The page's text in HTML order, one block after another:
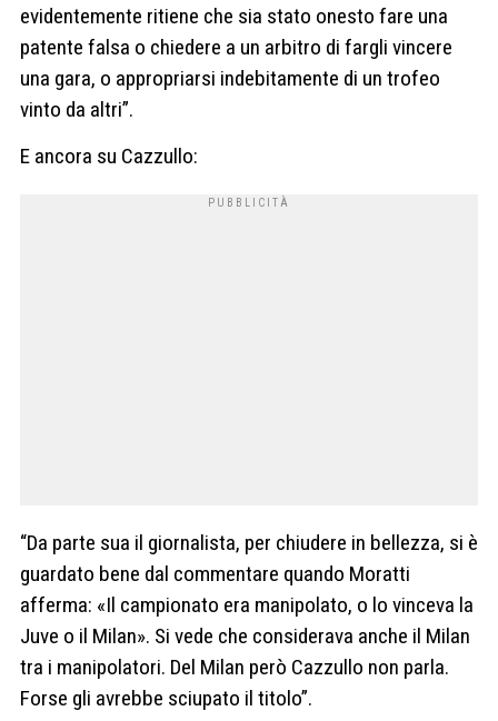
evidentemente ritiene che sia stato onesto fare una
patente falsa o chiedere a un arbitro di fargli vincere
una gara, o appropriarsi indebitamente di un trofeo
vinto da altri”.
E ancora su Cazzullo:
“Da parte sua il giornalista, per chiudere in bellezza, si è
guardato bene dal commentare quando Moratti
afferma: «Il campionato era manipolato, o lo vinceva la
Juve o il Milan». Si vede che considerava anche il Milan
tra i manipolatori. Del Milan però Cazzullo non parla.
Forse gli avrebbe sciupato il titolo”.